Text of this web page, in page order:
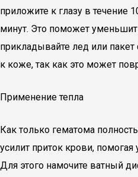
приложите к глазу в течение
минут. Это поможет
прикладывайте лед или
к коже, так как это может
Применение тепла
Как только гематома
усилит приток крови, помогая
Для этого намочите ватный